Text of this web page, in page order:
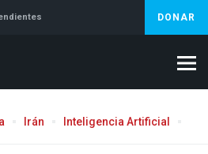
DONAR
Irán Inteligencia Artificial